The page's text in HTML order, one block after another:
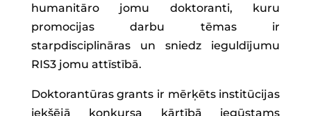
humanitāro jomu doktoranti, kuru
promocijas darbu tēmas ir
starpdisciplināras un sniedz ieguldījumu
RIS3 jomu attīstībā.
Doktorantūras grants ir mērķēts institūcijas
iekšējā konkursa kārtībā iegūstams